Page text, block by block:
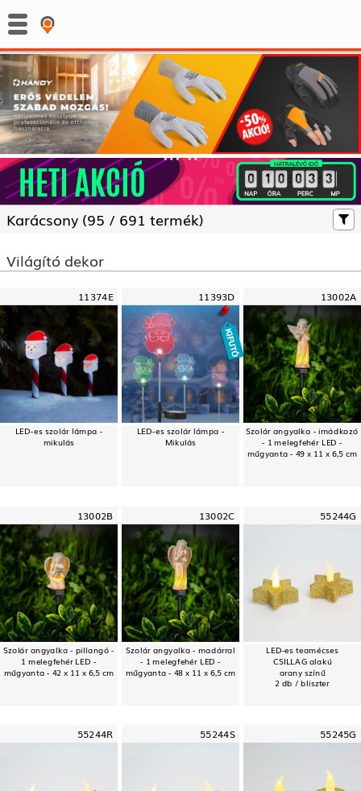
: :
Karácsony (95 / 691 termék)
Világító dekor
11374E
LED-es szolár lámpa -
mikulás
11393D
LED-es szolár lámpa -
Mikulás
13002A
Szolár angyalka - imádkozó
- 1 melegfehér LED -
műgyanta - 49 x 11 x 6,5 cm
13002B
Szolár angyalka - pillangó -
1 melegfehér LED -
műgyanta - 42 x 11 x 6,5 cm
13002C
Szolár angyalka - madárral
- 1 melegfehér LED -
műgyanta - 48 x 11 x 6,5 cm
55244G
LED-es teamécses
CSILLAG alakú
arany színű
2 db / bliszter
55244R 55244S 55245G